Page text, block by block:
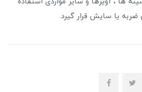
یا سایش قرار گیرد.